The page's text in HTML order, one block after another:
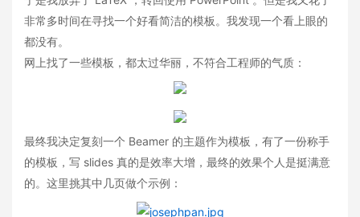
非常多时间在寻找一个好看简洁的模板。我发现一个看上眼的
都没有。
网上找了一些模板，都太过华丽，不符合工程师的气质：
最终我决定复刻一个 Beamer 的主题作为模板，有了一份称手
的模板，写 slides 真的是效率大增，最终的效果个人是挺满意
的。这里挑其中几页做个示例：